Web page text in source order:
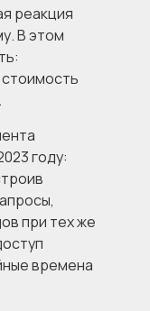
реакция
В этом
стоимость
году:
при тех же
времена